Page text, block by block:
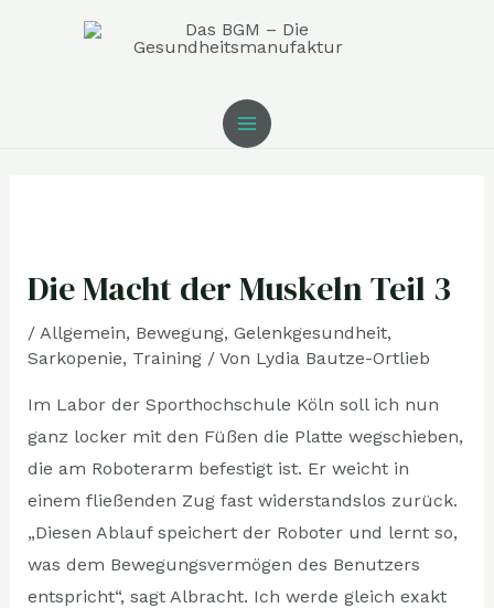
MAIN
Die Macht der Muskeln Teil 3
/ Allgemein, Bewegung, Gelenkgesundheit,
Sarkopenie, Training/ Von Lydia Bautze-Ortlieb
Im Labor der Sporthochschule Köln soll ich nun
ganz locker mit den Füßen die Platte wegschieben,
die am Roboterarm befestigt ist. Er weicht in
einem fließenden Zug fast widerstandslos zurück.
„Diesen Ablauf speichert der Roboter und lernt so,
was dem Bewegungsvermögen des Benutzers
entspricht“, sagt Albracht. Ich werde gleich exakt